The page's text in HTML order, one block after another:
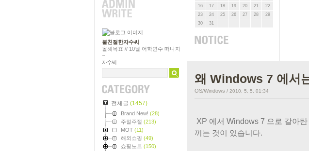
불친절한자수씨
올해목표 // 10월 어학연수 떠나자
~
자수씨
전체글 (1457)
Brand New! (28)
주절주절 (213)
MOT (11)
해외쇼핑 (49)
쇼핑노트 (150)
16
17 18 19 20 21
22
23
24 25 26 27 28
29
30
31
왜 Windows 7 에서
OS/Windows / 2010. 5. 5. 01:34
XP 에서 Windows 7 으로 갈아
끼는 것이 있습니다.